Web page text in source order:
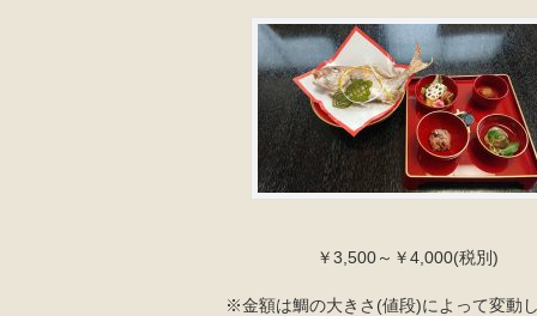
￥3,500～￥4,000(税別)
※金額は鯛の大きさ(値段)によって変動